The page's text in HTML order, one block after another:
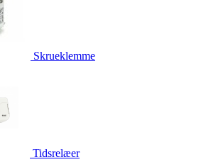
Skrueklemme
Tidsrelæer